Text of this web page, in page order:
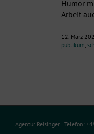
Humor
Arbeit
12. März
publikum
Agentur Reisinger | Telefon: